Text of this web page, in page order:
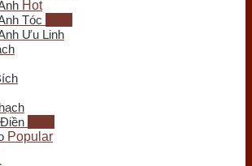
- Kỳ Lân
Thừ
Hưu
hương
Phong Thủy
Hương
Trầm Hương
- Tinh Dầu Trầm Hương
Trầm
khác
Tóc
Ưu Linh